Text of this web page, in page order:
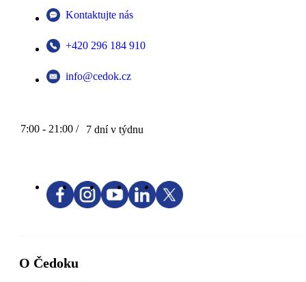
Kontaktujte nás
+420 296 184 910
info@cedok.cz
7:00 - 21:00 / 7 dní v týdnu
O Čedoku